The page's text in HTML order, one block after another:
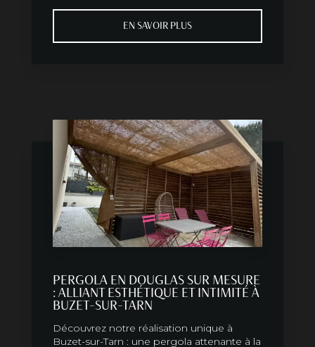
EN SAVOIR PLUS
PERGOLA EN DOUGLAS SUR MESURE
: ALLIANT ESTHÉTIQUE ET INTIMITÉ À
BUZET-SUR-TARN
Découvrez notre réalisation unique à
Buzet-sur-Tarn : une pergola attenante à la